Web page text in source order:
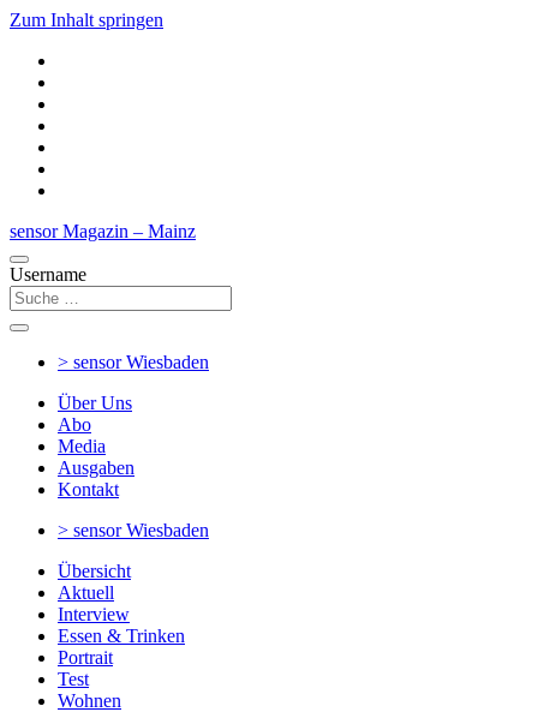
Zum Inhalt springen
sensor Magazin – Mainz
Username
> sensorWiesbaden
Über Uns
Abo
Media
Ausgaben
Kontakt
> sensorWiesbaden
Übersicht
Aktuell
Interview
Essen & Trinken
Portrait
Test
Wohnen